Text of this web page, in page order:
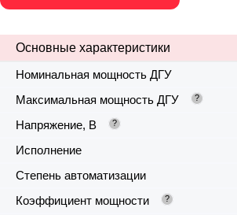
Основные характеристики
Номинальная мощность ДГУ
Максимальная мощность ДГУ ?
Напряжение, В ?
Исполнение
Степень автоматизации
Коэффициент мощности ?